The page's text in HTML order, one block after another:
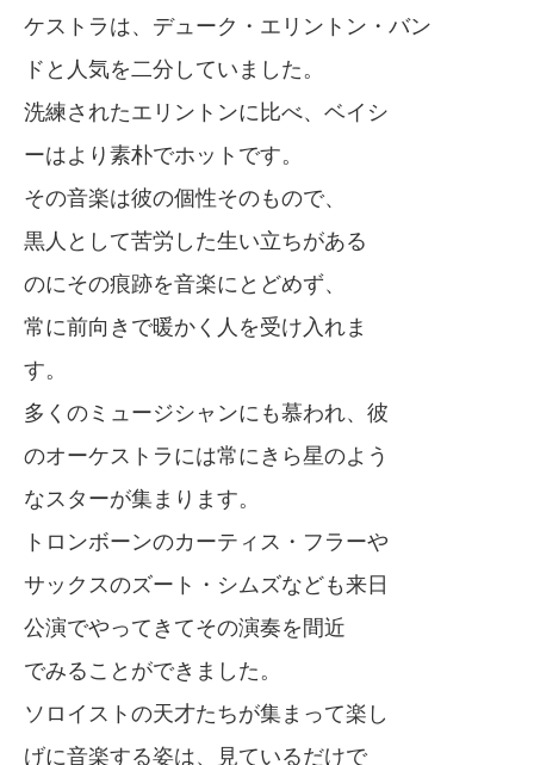
ケストラは、デューク・エリントン・バン
ドと人気を二分していました。
洗練されたエリントンに比べ、ベイシ
ーはより素朴でホットです。
その音楽は彼の個性そのもので、
黒人として苦労した生い立ちがある
のにその痕跡を音楽にとどめず、
常に前向きで暖かく人を受け入れま
す。
多くのミュージシャンにも慕われ、彼
のオーケストラには常にきら星のよう
なスターが集まります。
トロンボーンのカーティス・フラーや
サックスのズート・シムズなども来日
公演でやってきてその演奏を間近
でみることができました。
ソロイストの天才たちが集まって楽し
げに音楽する姿は、見ているだけで